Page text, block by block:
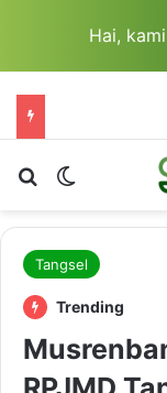
Hai,
Cari berita...
Switch
Tangsel
Trending